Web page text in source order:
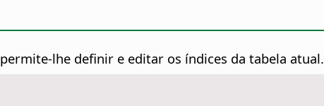
permite-lhe definir e editar os índices da tabela atual.